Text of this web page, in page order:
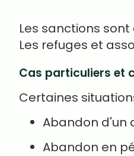
Les sanctions
Les refuges et
Cas particuliers et
Certaines
Abandon d'un
Abandon en